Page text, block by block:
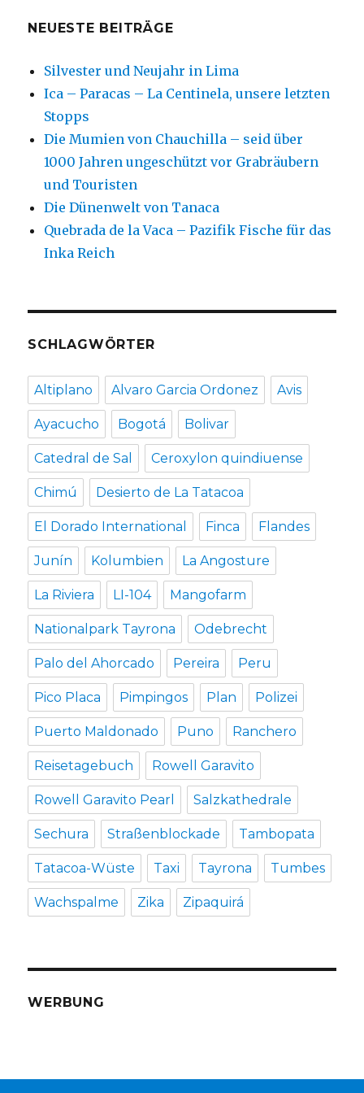
NEUESTE BEITRÄGE
Silvester und Neujahr in Lima
Ica – Paracas – La Centinela, unsere letzten
Stopps
Die Mumien von Chauchilla – seid über
1000 Jahren ungeschützt vor Grabräubern
und Touristen
Die Dünenwelt von Tanaca
Quebrada de la Vaca – Pazifik Fische für das
Inka Reich
SCHLAGWÖRTER
Altiplano Alvaro Garcia Ordonez Avis
Ayacucho Bogotá Bolivar
Catedral de Sal Ceroxylon quindiuense
Chimú Desierto de La Tatacoa
El Dorado International Finca Flandes
Junín Kolumbien La Angosture
La Riviera LI-104 Mangofarm
Nationalpark Tayrona Odebrecht
Palo del Ahorcado Pereira Peru
Pico Placa Pimpingos Plan Polizei
Puerto Maldonado Puno Ranchero
Reisetagebuch Rowell Garavito
Rowell Garavito Pearl Salzkathedrale
Sechura Straßenblockade Tambopata
Tatacoa-Wüste Taxi Tayrona Tumbes
Wachspalme Zika Zipaquirá
WERBUNG